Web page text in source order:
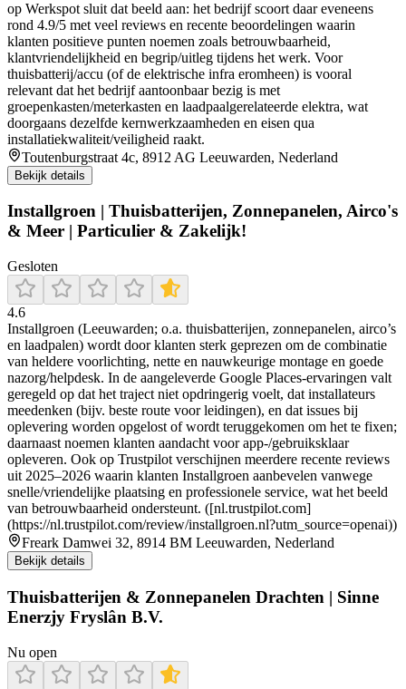
op Werkspot sluit dat beeld aan: het bedrijf scoort daar eveneens
rond 4.9/5 met veel reviews en recente beoordelingen waarin
klanten positieve punten noemen zoals betrouwbaarheid,
klantvriendelijkheid en begrip/uitleg tijdens het werk. Voor
thuisbatterij/accu (of de elektrische infra eromheen) is vooral
relevant dat het bedrijf aantoonbaar bezig is met
groepenkasten/meterkasten en laadpaalgerelateerde elektra, wat
doorgaans dezelfde kernwerkzaamheden en eisen qua
installatiekwaliteit/veiligheid raakt.
Toutenburgstraat 4c, 8912 AG Leeuwarden, Nederland
Bekijk details
Installgroen | Thuisbatterijen, Zonnepanelen, Airco's
& Meer | Particulier & Zakelijk!
Gesloten
4.6
Installgroen (Leeuwarden; o.a. thuisbatterijen, zonnepanelen, airco’s
en laadpalen) wordt door klanten sterk geprezen om de combinatie
van heldere voorlichting, nette en nauwkeurige montage en goede
nazorg/helpdesk. In de aangeleverde Google Places-ervaringen valt
geregeld op dat het traject niet opdringerig voelt, dat installateurs
meedenken (bijv. beste route voor leidingen), en dat issues bij
oplevering worden opgelost of wordt teruggekomen om het te fixen;
daarnaast noemen klanten aandacht voor app-/gebruiksklaar
opleveren. Ook op Trustpilot verschijnen meerdere recente reviews
uit 2025–2026 waarin klanten Installgroen aanbevelen vanwege
snelle/vriendelijke plaatsing en professionele service, wat het beeld
van betrouwbaarheid ondersteunt. ([nl.trustpilot.com]
(https://nl.trustpilot.com/review/installgroen.nl?utm_source=openai))
Freark Damwei 32, 8914 BM Leeuwarden, Nederland
Bekijk details
Thuisbatterijen & Zonnepanelen Drachten | Sinne
Enerzjy Fryslân B.V.
Nu open